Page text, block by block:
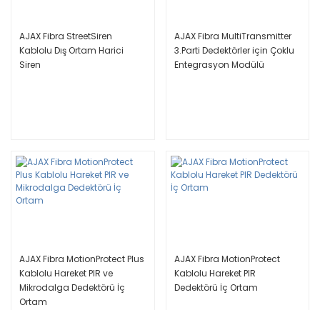
AJAX Fibra StreetSiren
Kablolu Dış Ortam Harici
Siren
AJAX Fibra MultiTransmitter
3.Parti Dedektörler için Çoklu
Entegrasyon Modülü
AJAX Fibra MotionProtect Plus
Kablolu Hareket PIR ve
Mikrodalga Dedektörü İç
Ortam
AJAX Fibra MotionProtect
Kablolu Hareket PIR
Dedektörü İç Ortam